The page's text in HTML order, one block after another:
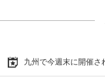
九州で今週末に開催さ